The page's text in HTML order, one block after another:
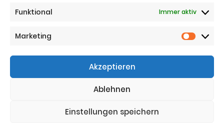
Funktional Immer aktiv
Marketing
Akzeptieren
Ablehnen
Einstellungen speichern
Telefon:+43 (0)664 4221383
Telefon:+43 (0)650 5836683
office@jj-immo.at